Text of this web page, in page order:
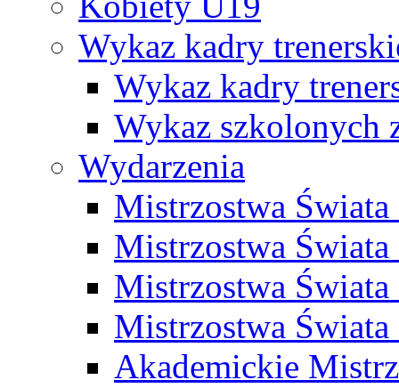
Wykaz kadry
Wykaz kadry
Wykaz szkolonych
Wydarzenia
Mistrzostwa
Mistrzostwa
Mistrzostwa
Mistrzostwa
Akademickie